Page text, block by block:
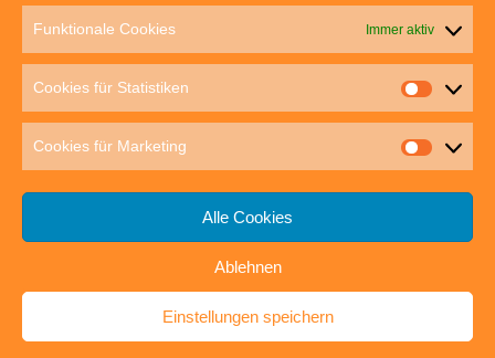
Funktionale Cookies Immer aktiv
Cookies für Statistiken
Cookies für Marketing
Alle Cookies
Ablehnen
Einstellungen speichern
Euer direkter Draht zu uns:
Thomas Rathay und Silke Rommel
70563 Stuttgart
post@outdoor-hochgenuss.de
IMPRESSUM DATENSCHUTZ
outdoor-hochgenuss.de| Präsentiert vonMantra&WordPress.